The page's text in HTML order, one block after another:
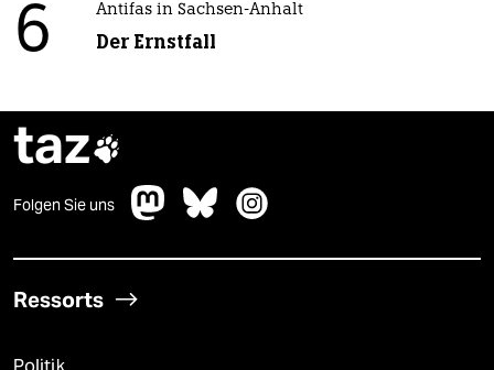
6 Antifas in Sachsen-Anhalt
Der Ernstfall
taz
Folgen Sie uns
Ressorts